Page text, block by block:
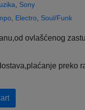
Sony
Electro Soul/Funk
ovlašćenog
preko